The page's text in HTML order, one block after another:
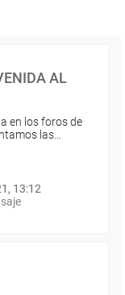
AL
en los foros de
las…
13:12